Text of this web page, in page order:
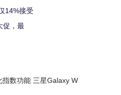
14%接受
促，最
指数功能 三星Galaxy W